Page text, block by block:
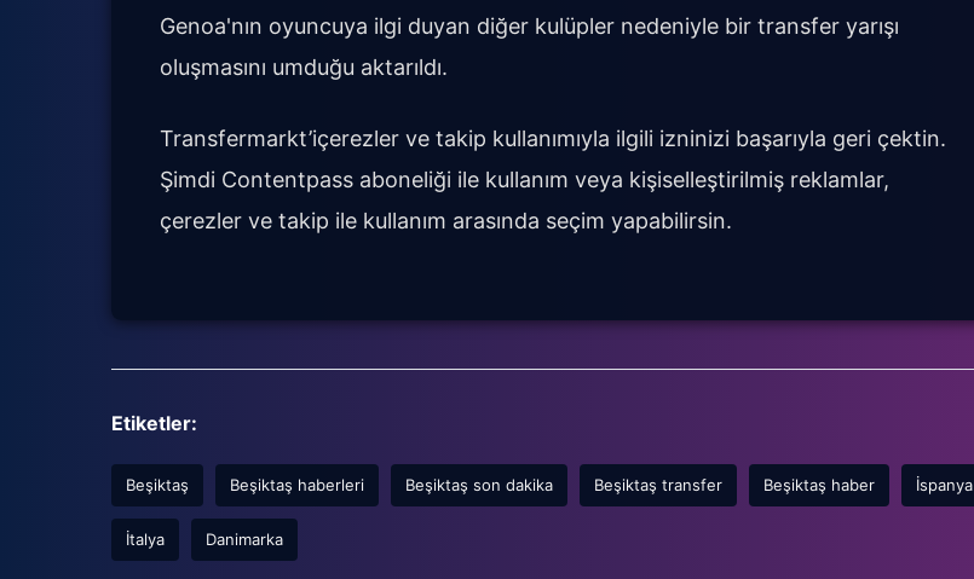
Genoa'nın oyuncuya ilgi duyan diğer kulüpler nedeniyle bir transfer yarışı
oluşmasını umduğu aktarıldı.
Transfermarkt’içerezler ve takip kullanımıyla ilgili izninizi başarıyla geri çektin.
Şimdi Contentpass aboneliği ile kullanım veya kişiselleştirilmiş reklamlar,
çerezler ve takip ile kullanım arasında seçim yapabilirsin.
Etiketler:
Beşiktaş Beşiktaş haberleri Beşiktaş son dakika Beşiktaş transfer Beşiktaş haber İspanya
İtalya Danimarka